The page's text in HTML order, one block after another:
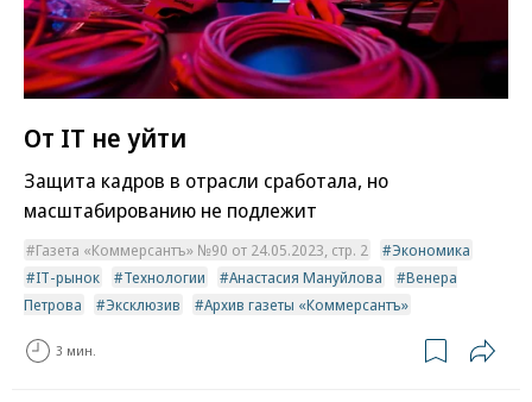
От IT не уйти
Защита кадров в отрасли сработала, но
масштабированию не подлежит
Газета «Коммерсантъ» №90 от 24.05.2023, стр. 2
Экономика
IT-рынок
Технологии Анастасия Мануйлова
Венера
Петрова
Эксклюзив Архив газеты «Коммерсантъ»
3 мин.